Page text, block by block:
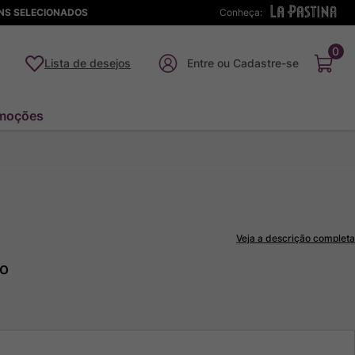
Conheça:
SELECIONADOS
Lista de desejos
0
Veja a descrição completa